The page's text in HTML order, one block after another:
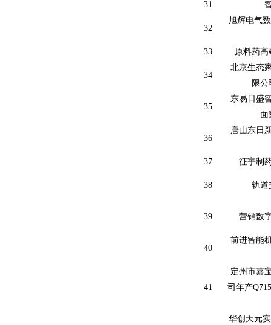
31
32
旭辉电气
33 原料药高
34
北京生态
限
35
东易日盛
面
36
唐山东日
37 征宇制
38 轨道
39 营销数
40
前进智能
41
定州市嘉
司年产Q715
华创天元